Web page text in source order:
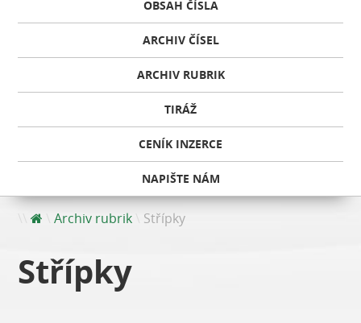
OBSAH ČÍSLA
ARCHIV ČÍSEL
ARCHIV RUBRIK
TIRÁŽ
CENÍK INZERCE
NAPIŠTE NÁM
Archiv rubrik Střípky
Střípky